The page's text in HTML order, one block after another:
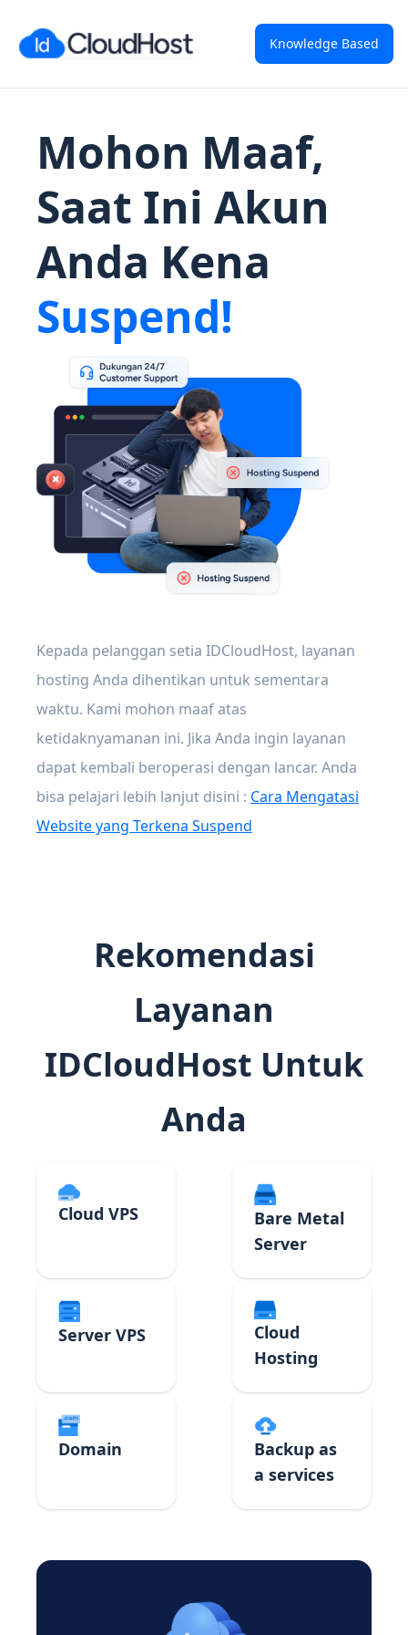
Knowledge Based
Mohon Maaf,
Saat Ini Akun
Anda Kena
Suspend!
Kepada pelanggan setia IDCloudHost, layanan
hosting Anda dihentikan untuk sementara
waktu. Kami mohon maaf atas
ketidaknyamanan ini. Jika Anda ingin layanan
dapat kembali beroperasi dengan lancar. Anda
bisa pelajari lebih lanjut disini : Cara Mengatasi
Website yang Terkena Suspend
Rekomendasi
Layanan
IDCloudHost Untuk
Anda
Cloud VPS
Bare Metal
Server
Server VPS
Cloud
Hosting
Domain
Backup as
a services